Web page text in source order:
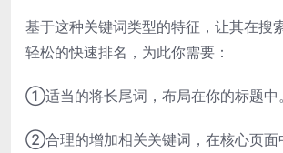
基于这种关键词类型的特征，让其在搜
轻松的快速排名，为此你需要：
①适当的将长尾词，布局在你的标题中。
②合理的增加相关关键词，在核心页面